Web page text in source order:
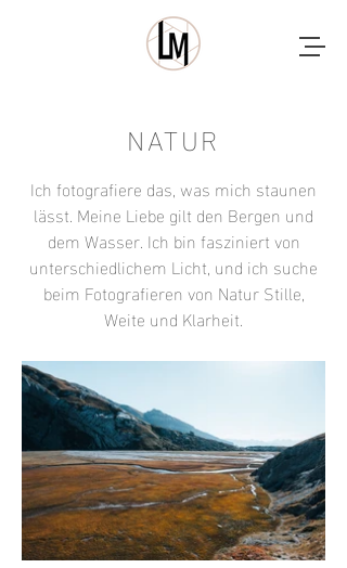
NATUR
Ich fotografiere das, was mich staunen
lässt. Meine Liebe gilt den Bergen und
dem Wasser. Ich bin fasziniert von
unterschiedlichem Licht, und ich suche
beim Fotografieren von Natur Stille,
Weite und Klarheit.